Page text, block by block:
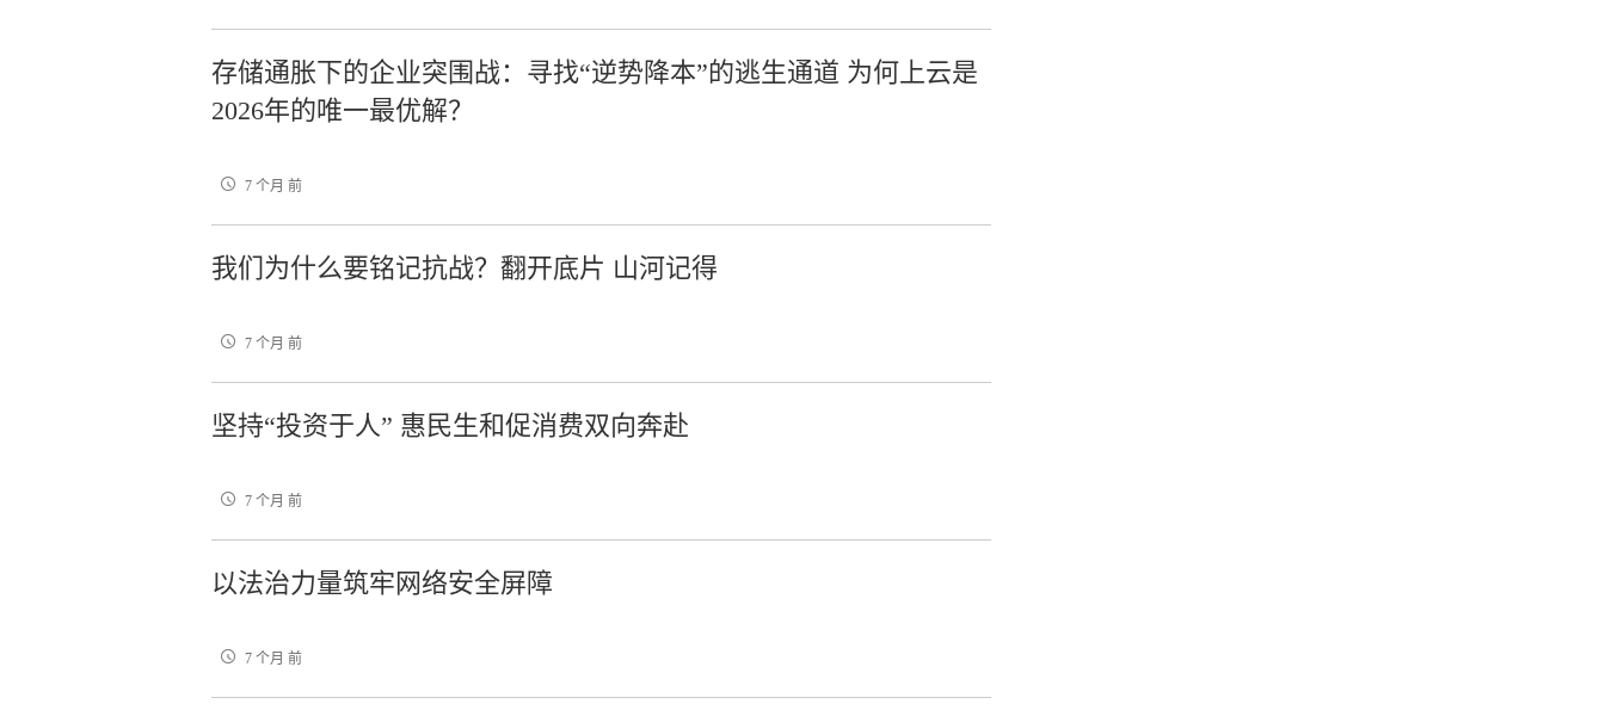
存储通胀下的企业突围战：寻找“逆势降本”的逃生通道 为何上云是
2026年的唯一最优解？
7 个月 前
我们为什么要铭记抗战？翻开底片 山河记得
7 个月 前
坚持“投资于人” 惠民生和促消费双向奔赴
7 个月 前
以法治力量筑牢网络安全屏障
7 个月 前